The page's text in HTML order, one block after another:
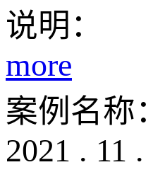
说明：
more
案例名称：
2021 . 11 .